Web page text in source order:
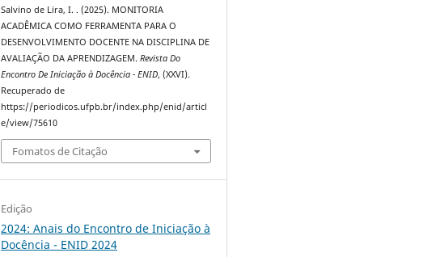
Salvino de Lira, I. . (2025). MONITORIA
ACADÊMICA COMO FERRAMENTA PARA O
DESENVOLVIMENTO DOCENTE NA DISCIPLINA DE
AVALIAÇÃO DA APRENDIZAGEM.Revista Do
Encontro De Iniciação à Docência - ENID, (XXVI).
Recuperado de
https://periodicos.ufpb.br/index.php/enid/articl
e/view/75610
Fomatos de Citação
Edição
2024: Anais do Encontro de Iniciação à
Docência - ENID 2024